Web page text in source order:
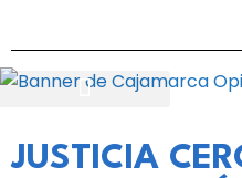
JUSTICIA